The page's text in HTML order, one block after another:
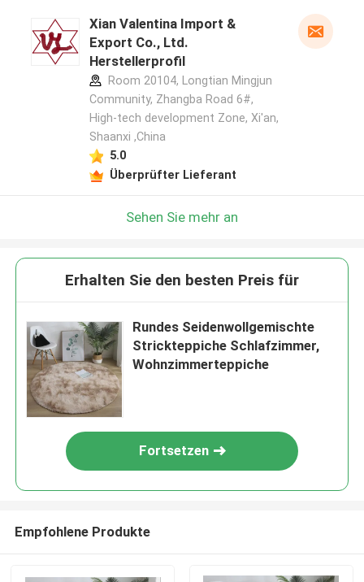
Xian Valentina Import &
Export Co., Ltd.
Herstellerprofil
Room 20104, Longtian Mingjun
Community, Zhangba Road 6#,
High-tech development Zone, Xi'an,
Shaanxi ,China
5.0
Überprüfter Lieferant
Sehen Sie mehr an
Erhalten Sie den besten Preis für
Rundes Seidenwollgemischte
Strickteppiche Schlafzimmer,
Wohnzimmerteppiche
Fortsetzen
Empfohlene Produkte